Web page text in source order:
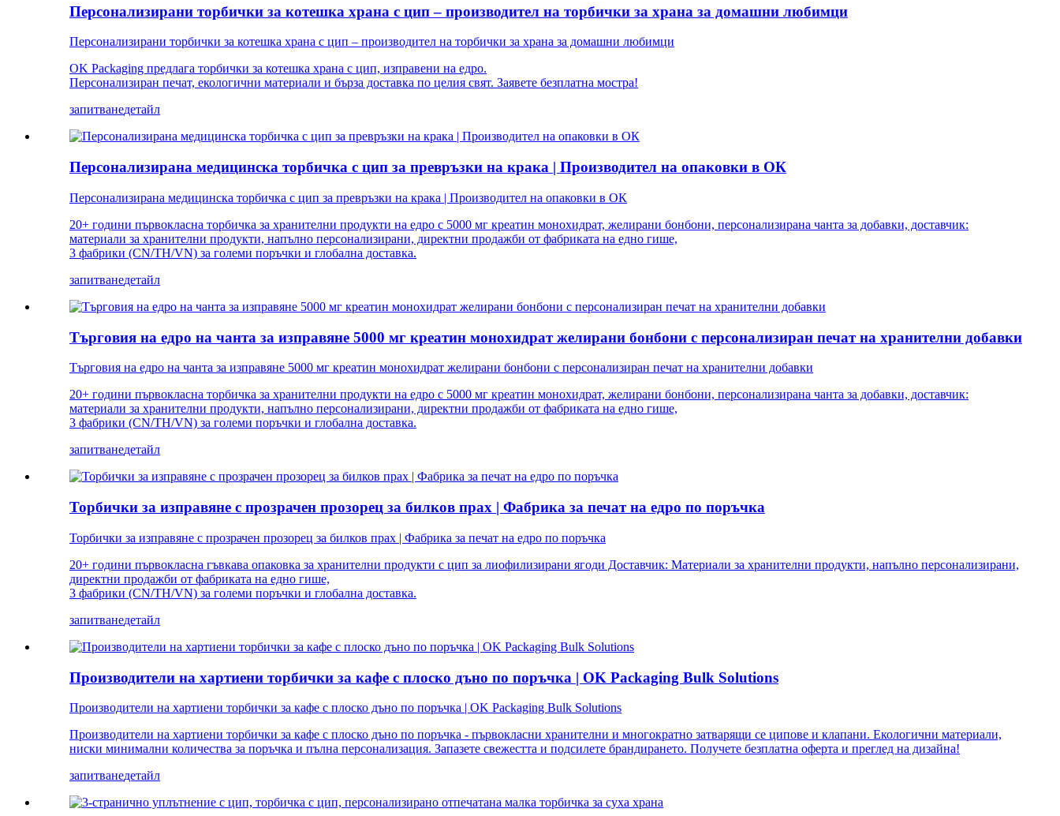
Персонализирани торбички за котешка храна с цип – производител на торбички за храна за домашни любимци
Персонализирани торбички за котешка храна с цип – производител на торбички за храна за домашни любимци
OK Packaging предлага торбички за котешка храна с цип, изправени на едро.
Персонализиран печат, екологични материали и бърза доставка по целия свят. Заявете безплатна мостра!
запитванедетайл
Персонализирана медицинска торбичка с цип за превръзки на крака | Производител на опаковки в ОК
Персонализирана медицинска торбичка с цип за превръзки на крака | Производител на опаковки в ОК
20+ години първокласна торбичка за хранителни продукти на едро с 5000 мг креатин монохидрат, желирани бонбони, персонализирана чанта за добавки, доставчик:
материали за хранителни продукти, напълно персонализирани, директни продажби от фабриката на едно гише,
3 фабрики (CN/TH/VN) за големи поръчки и глобална доставка.
запитванедетайл
Търговия на едро на чанта за изправяне 5000 мг креатин монохидрат желирани бонбони с персонализиран печат на хранителни добавки
Търговия на едро на чанта за изправяне 5000 мг креатин монохидрат желирани бонбони с персонализиран печат на хранителни добавки
20+ години първокласна торбичка за хранителни продукти на едро с 5000 мг креатин монохидрат, желирани бонбони, персонализирана чанта за добавки, доставчик:
материали за хранителни продукти, напълно персонализирани, директни продажби от фабриката на едно гише,
3 фабрики (CN/TH/VN) за големи поръчки и глобална доставка.
запитванедетайл
Торбички за изправяне с прозрачен прозорец за билков прах | Фабрика за печат на едро по поръчка
Торбички за изправяне с прозрачен прозорец за билков прах | Фабрика за печат на едро по поръчка
20+ години първокласна гъвкава опаковка за хранителни продукти с цип за лиофилизирани ягоди Доставчик: Материали за хранителни продукти, напълно персонализирани,
директни продажби от фабриката на едно гише,
3 фабрики (CN/TH/VN) за големи поръчки и глобална доставка.
запитванедетайл
Производители на хартиени торбички за кафе с плоско дъно по поръчка | OK Packaging Bulk Solutions
Производители на хартиени торбички за кафе с плоско дъно по поръчка | OK Packaging Bulk Solutions
Производители на хартиени торбички за кафе с плоско дъно по поръчка - първокласни хранителни и многократно затварящи се ципове и клапани. Екологични материали,
ниски минимални количества за поръчка и пълна персонализация. Запазете свежестта и подсилете брандирането. Получете безплатна оферта и преглед на дизайна!
запитванедетайл